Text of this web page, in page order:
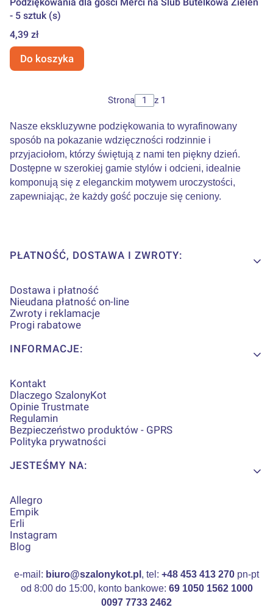
- 5 sztuk (s)
Cena
4,39 zł
Do koszyka
Strona z 1
Nasze ekskluzywne podziękowania to wyrafinowany
sposób na pokazanie wdzięczności rodzinnie i
przyjaciołom, którzy świętują z nami ten piękny dzień.
Dostępne w szerokiej gamie stylów i odcieni, idealnie
komponują się z eleganckim motywem uroczystości,
zapewniając, że każdy gość poczuje się ceniony.
Linki w stopce
PŁATNOŚĆ, DOSTAWA I ZWROTY:
Dostawa i płatność
Nieudana płatność on-line
Zwroty i reklamacje
Progi rabatowe
INFORMACJE:
Kontakt
Dlaczego SzalonyKot
Opinie Trustmate
Regulamin
Bezpieczeństwo produktów - GPRS
Polityka prywatności
JESTEŚMY NA:
Allegro
Empik
Erli
Instagram
Blog
e-mail: biuro@szalonykot.pl , tel: +48 453 413 270 pn-pt
od 8:00 do 15:00, konto bankowe: 69 1050 1562 1000
0097 7733 2462